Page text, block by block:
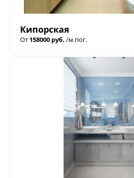
Кипорская
От 158000 руб. /м.пог.